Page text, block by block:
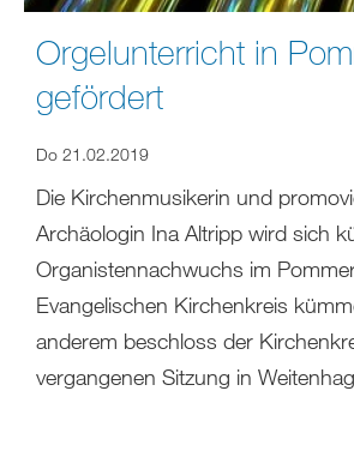
Orgelunterricht in
gefördert
Do 21.02.2019
Die Kirchenmusikerin und
Archäologin Ina Altripp wird sich
Organistennachwuchs im
Evangelischen Kirchenkreis
anderem beschloss der
vergangenen Sitzung in